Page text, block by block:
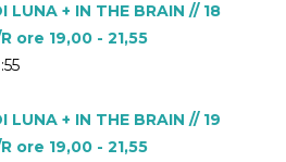
LUNA + IN THE BRAIN // 18
ore 19,00 - 21,55
LUNA + IN THE BRAIN // 19
ore 19,00 - 21,55